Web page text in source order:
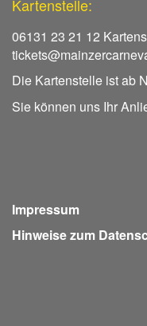
Kartenstelle:
06131 23 21 12
Die Kartenstelle ist ab
Sie können uns Ihr
Impressum
Hinweise zum